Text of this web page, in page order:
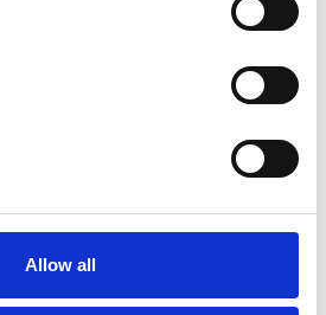
Allow all
per giovani e adulti: Alessandra
Tinelli, Emiliano Terzuoli, Franca
Giulia Conforti, Giulietta Brogi,
Orazio Aiello, Patrizia Salerno,
Campaioli, Susanna Tamburini,